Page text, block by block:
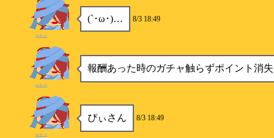
(`･ω･)… 8/3 18:49
ゆきの
報酬あった時のガチャ触らずポイント消
ゆきの
ぴぃさん 8/3 18:49
ゆきの